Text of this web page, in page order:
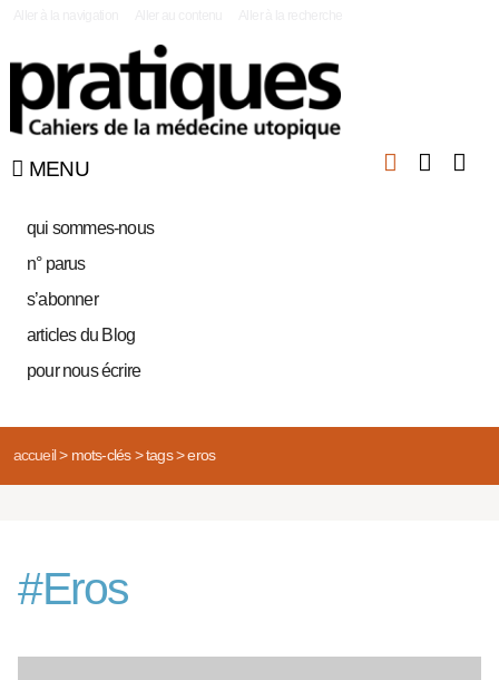
MENU
qui sommes-nous
n° parus
s’abonner
articles du Blog
pour nous écrire
accueil> mots-clés> tags> eros
#Eros